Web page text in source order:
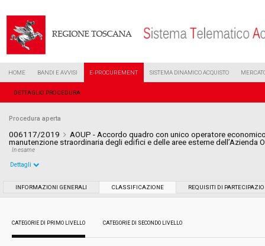
HOME BANDI E AVVISI E-PROCUREMENT SISTEMA DINAMICO ACQUISTO
DETTAGLIO PROCEDURA
Procedura aperta
006117/2019
AOUP - Accordo quadro con unico operatore
manutenzione straordinaria degli edifici e delle aree esterne dell’Azienda
In esame
Data pubblicazione: 10/04/2019 10:12
Dettagli
INFORMAZIONI GENERALI CLASSIFICAZIONE REQUISITI DI
CATEGORIE DI PRIMO LIVELLO CATEGORIE DI SECONDO LIVELLO